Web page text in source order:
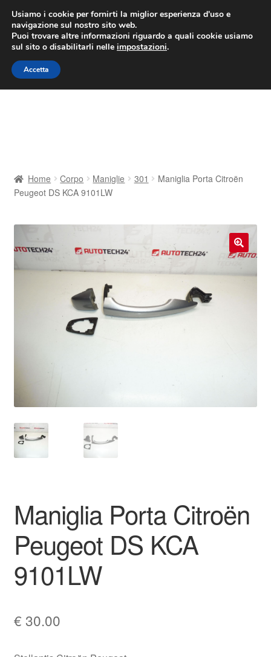
CONSEGNA da 7 EUR
Lun-Ven 9:00 - 16:00/800 580 290
Vai
alla
navigazione
Vai
al
contenuto
Consegna
Contatto
Politica sulla riservatezza
Rimostranza
Spedizione in tutto il mondo
Home Corpo Maniglie 301
Maniglia Porta Citroën
Peugeot DS KCA 9101LW
🔍
Maniglia Porta Citroën
Peugeot DS KCA
9101LW
€ 30.00
Usiamo i cookie per fornirti la miglior esperienza d'uso e
navigazione sul nostro sito web.
Puoi trovare altre informazioni riguardo a quali cookie usiamo
sul sito o disabilitarli nelle impostazioni.
Accetta